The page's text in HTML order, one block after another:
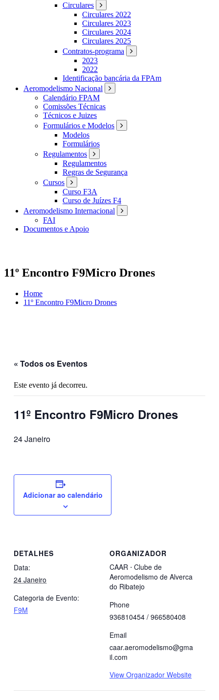
Circulares
Circulares 2022
Circulares 2023
Circulares 2024
Circulares 2025
Contratos-programa
2023
2022
Identificação bancária da FPAm
Aeromodelismo Nacional
Calendário FPAM
Comissões Técnicas
Técnicos e Juizes
Formulários e Modelos
Modelos
Formulários
Regulamentos
Regulamentos
Regras de Segurança
Cursos
Curso F3A
Curso de Juízes F4
Aeromodelismo Internacional
FAI
Documentos e Apoio
11º Encontro F9Micro Drones
Home
11º Encontro F9Micro Drones
« Todos os Eventos
Este evento já decorreu.
11º Encontro F9Micro Drones
24 Janeiro
Adicionar ao calendário
DETALHES
Data:
24 Janeiro
Categoria de Evento:
F9M
ORGANIZADOR
CAAR ⋅ Clube de
Aeromodelismo de Alverca
do Ribatejo
Phone
936810454 / 966580408
Email
caar.aeromodelismo@gma
il.com
View Organizador Website